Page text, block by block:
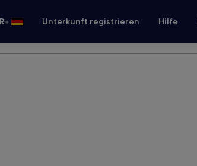
• Unterkunft registrieren Hilfe